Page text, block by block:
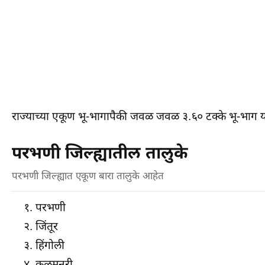
राज्याच्या एकूण भू-भागापैकी जवळ जवळ ३.६० टक्के भू-भाग
परभणी जिल्ह्यातील तालुके
परभणी जिल्ह्यात एकूण बारा तालुके आहेत
परभणी
जिंतूर
हिंगोली